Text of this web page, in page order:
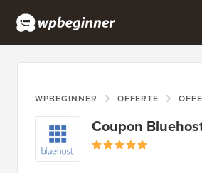
WPBEGINNER OFFERTE
Coupon